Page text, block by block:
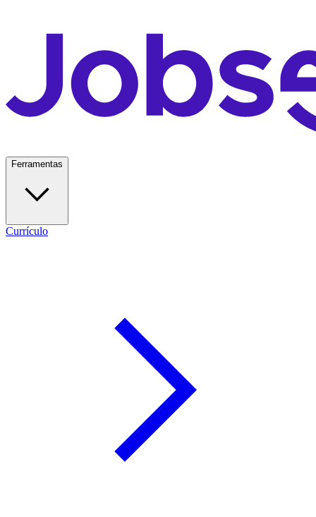
Ferramentas
Currículo